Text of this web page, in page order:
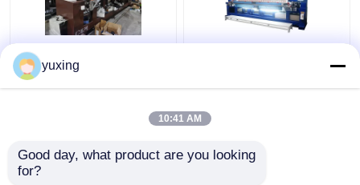
বেডকভারের জন্য 128 ইঞ্চি উচ্চ
গতির এমব্রয়ডারি এবং কুইল্টিং
yuxing
10:41 AM
Good day, what product are you looking
for?